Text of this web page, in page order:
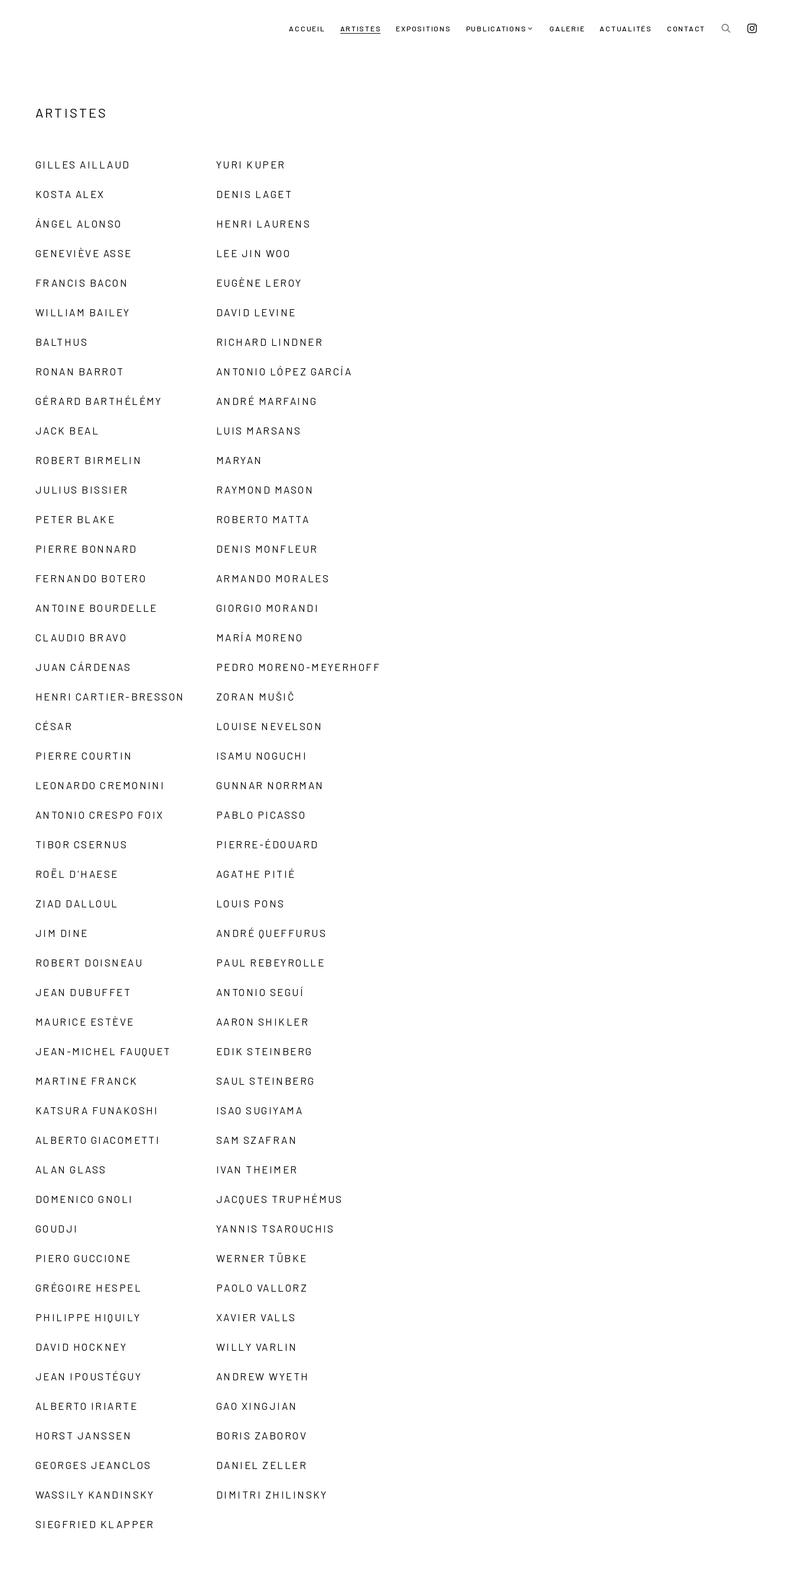
ACCUEIL ARTISTES EXPOSITIONS PUBLICATIONS GALERIE ACTUALITÉS CONTACT
ARTISTES
GILLES AILLAUD
KOSTA ALEX
ÁNGEL ALONSO
GENEVIÈVE ASSE
FRANCIS BACON
WILLIAM BAILEY
BALTHUS
RONAN BARROT
GÉRARD BARTHÉLÉMY
JACK BEAL
ROBERT BIRMELIN
JULIUS BISSIER
PETER BLAKE
PIERRE BONNARD
FERNANDO BOTERO
ANTOINE BOURDELLE
CLAUDIO BRAVO
JUAN CÁRDENAS
HENRI CARTIER-BRESSON
CÉSAR
PIERRE COURTIN
LEONARDO CREMONINI
ANTONIO CRESPO FOIX
TIBOR CSERNUS
ROËL D'HAESE
ZIAD DALLOUL
JIM DINE
ROBERT DOISNEAU
JEAN DUBUFFET
MAURICE ESTÈVE
JEAN-MICHEL FAUQUET
MARTINE FRANCK
KATSURA FUNAKOSHI
ALBERTO GIACOMETTI
ALAN GLASS
DOMENICO GNOLI
GOUDJI
PIERO GUCCIONE
GRÉGOIRE HESPEL
PHILIPPE HIQUILY
DAVID HOCKNEY
JEAN IPOUSTÉGUY
ALBERTO IRIARTE
HORST JANSSEN
GEORGES JEANCLOS
WASSILY KANDINSKY
SIEGFRIED KLAPPER
YURI KUPER
DENIS LAGET
HENRI LAURENS
LEE JIN WOO
EUGÈNE LEROY
DAVID LEVINE
RICHARD LINDNER
ANTONIO LÓPEZ GARCÍA
ANDRÉ MARFAING
LUIS MARSANS
MARYAN
RAYMOND MASON
ROBERTO MATTA
DENIS MONFLEUR
ARMANDO MORALES
GIORGIO MORANDI
MARÍA MORENO
PEDRO MORENO-MEYERHOFF
ZORAN MUŠIČ
LOUISE NEVELSON
ISAMU NOGUCHI
GUNNAR NORRMAN
PABLO PICASSO
PIERRE-ÉDOUARD
AGATHE PITIÉ
LOUIS PONS
ANDRÉ QUEFFURUS
PAUL REBEYROLLE
ANTONIO SEGUÍ
AARON SHIKLER
EDIK STEINBERG
SAUL STEINBERG
ISAO SUGIYAMA
SAM SZAFRAN
IVAN THEIMER
JACQUES TRUPHÉMUS
YANNIS TSAROUCHIS
WERNER TÜBKE
PAOLO VALLORZ
XAVIER VALLS
WILLY VARLIN
ANDREW WYETH
GAO XINGJIAN
BORIS ZABOROV
DANIEL ZELLER
DIMITRI ZHILINSKY